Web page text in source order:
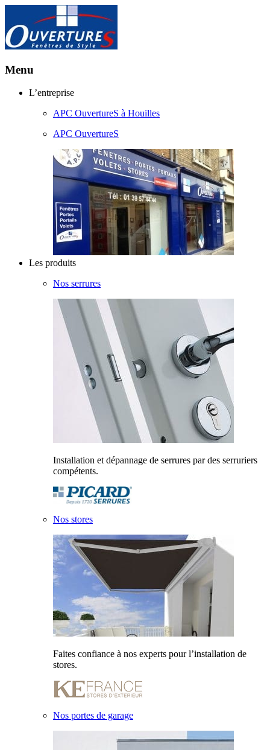
Menu
Aller
L’entreprise
APC OuvertureS à Houilles
APC OuvertureS
Les produits
Nos serrures
Installation et dépannage de serrures par des serruriers
compétents.
Nos stores
Faites confiance à nos experts pour l’installation de
stores.
Nos portes de garage